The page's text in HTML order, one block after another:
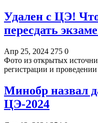
Удален с ЦЭ!
пересдать
Апр 25, 2024 275 0
Фото из открытых
регистрации и
Минобр назвал
ЦЭ-2024